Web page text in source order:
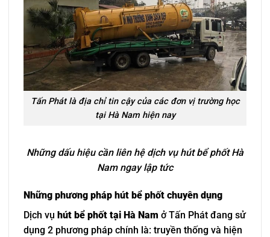
Tấn Phát là địa chỉ tin cậy của các đơn vị trường học
tại Hà Nam hiện nay
Những dấu hiệu cần liên hệ dịch vụ hút bể phốt Hà
Nam ngay lập tức
Những phương pháp hút bể phốt chuyên dụng
Dịch vụ hút bể phốt tại Hà Nam ở Tấn Phát đang sử
dụng 2 phương pháp chính là: truyền thống và hiện